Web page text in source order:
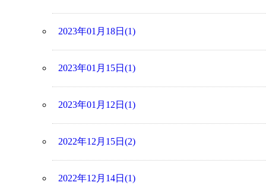
2023年01月18日(1)
2023年01月15日(1)
2023年01月12日(1)
2022年12月15日(2)
2022年12月14日(1)